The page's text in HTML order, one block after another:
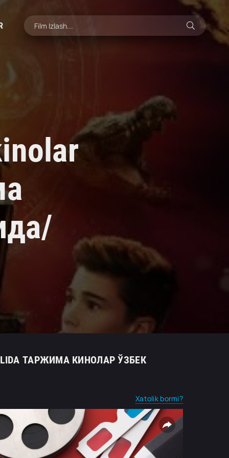
TILIDA ТАРЖИМА КИНОЛАР ЎЗБЕК
Xatolik bormi?